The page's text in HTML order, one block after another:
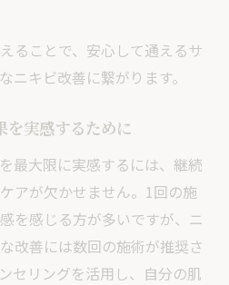
ることで、安心して通えるサ
ニキビ改善に繋がります。
を実感するために
最大限に実感するには、継続
アが欠かせません。1回の施
を感じる方が多いですが、ニ
改善には数回の施術が推奨さ
セリングを活用し、自分の肌